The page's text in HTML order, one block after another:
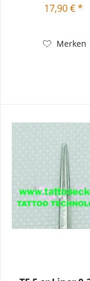
17,90 € *
Merken